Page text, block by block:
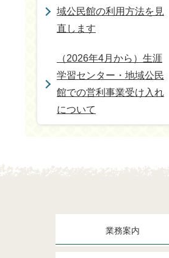
域公民館の利用方法を見
直します
（2026年4月から）生涯
学習センター・地域公民
館での営利事業受け入れ
について
業務案内